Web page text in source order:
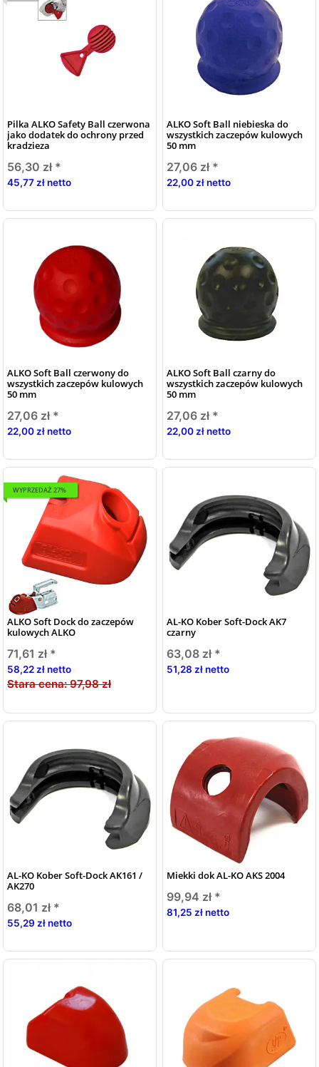
Pilka ALKO Safety Ball czerwona
jako dodatek do ochrony przed
kradzieza
56,30 zł *
45,77 zł netto
ALKO Soft Ball niebieska do
wszystkich zaczepów kulowych
50 mm
27,06 zł *
22,00 zł netto
ALKO Soft Ball czerwony do
wszystkich zaczepów kulowych
50 mm
27,06 zł *
22,00 zł netto
ALKO Soft Ball czarny do
wszystkich zaczepów kulowych
50 mm
27,06 zł *
22,00 zł netto
WYPRZEDAŻ 27%
ALKO Soft Dock do zaczepów
kulowych ALKO
71,61 zł *
58,22 zł netto
Stara cena:97,98 zł
AL-KO Kober Soft-Dock AK7
czarny
63,08 zł *
51,28 zł netto
AL-KO Kober Soft-Dock AK161 /
AK270
68,01 zł *
55,29 zł netto
Miekki dok AL-KO AKS 2004
99,94 zł *
81,25 zł netto